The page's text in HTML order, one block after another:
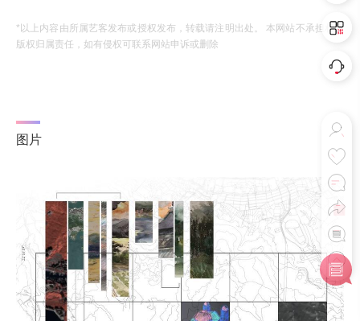
*以上内容由所属艺客发布或授权发布，转载请注明出处。 本网站不承担相应
版权归属责任，如有侵权可联系网站申诉或删除
图片